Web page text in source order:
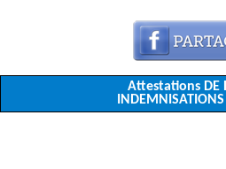
Attestations DE